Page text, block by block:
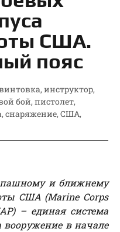
США.
пояс
, инструктор,
бой, пистолет,
, снаряжение, США,
и ближнему
США (Marine Corps
– единая система
в начале